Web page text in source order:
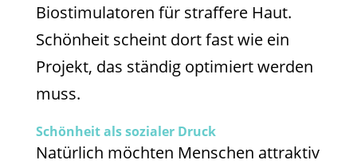
Biostimulatoren für straffere Haut.
Schönheit scheint dort fast wie ein
Projekt, das ständig optimiert werden
muss.
Schönheit als sozialer Druck
Natürlich möchten Menschen attraktiv